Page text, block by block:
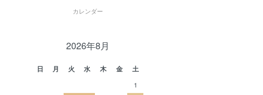
カレンダー
2026年8月
日 月 火 水 木 金
土
1